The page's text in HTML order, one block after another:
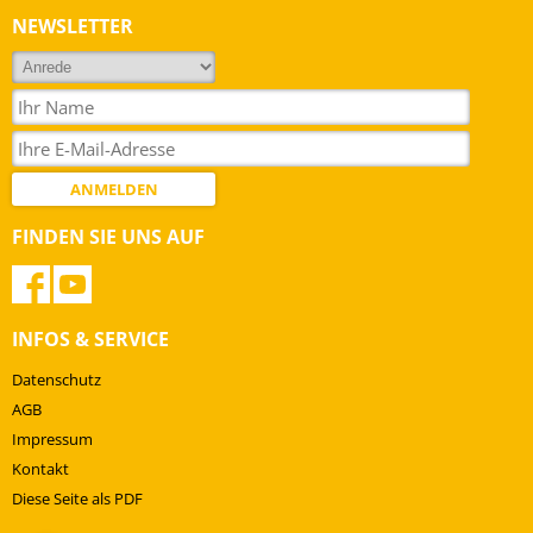
Broschüren &
Kataloge
NEWSLETTER
ANMELDEN
FINDEN SIE UNS AUF
INFOS & SERVICE
Datenschutz
AGB
Impressum
Kontakt
Diese Seite als PDF